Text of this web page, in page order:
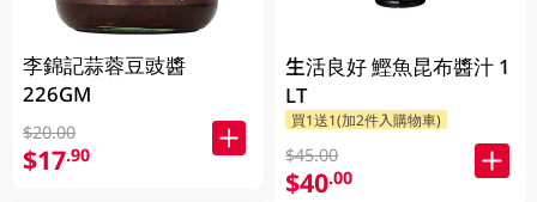
李錦記蒜蓉豆豉醬
226GM
$20.00
$17.90
生活良好 鰹魚昆布醬汁 1
LT
買1送1(加2件入購物車)
$45.00
$40.00